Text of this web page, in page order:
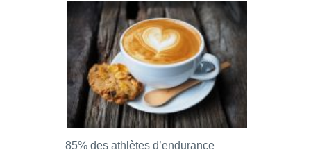
85% des athlètes d’endurance